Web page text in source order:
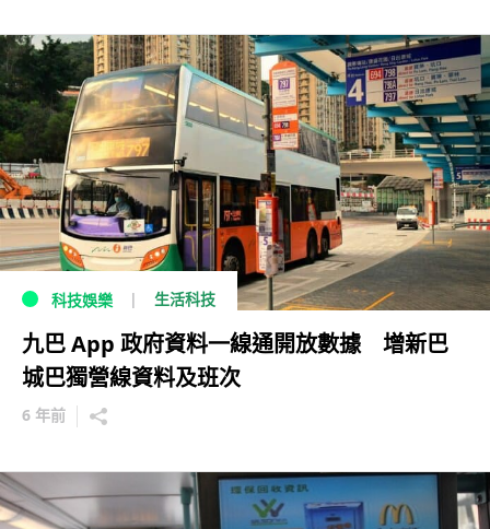
科技娛樂 生活科技
九巴 App 政府資料一線通開放數據 增新巴
城巴獨營線資料及班次
6 年前